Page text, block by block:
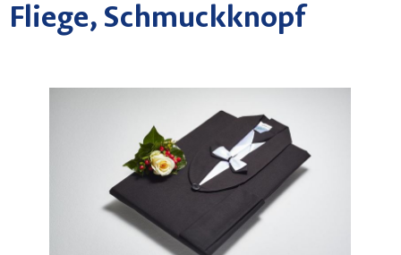
Fliege, Schmuckknopf